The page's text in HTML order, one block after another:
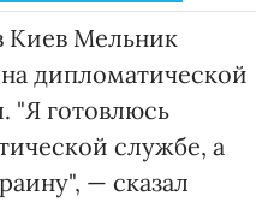
Киев Мельник
дипломатической
"Я готовлюсь
службе, а
— сказал